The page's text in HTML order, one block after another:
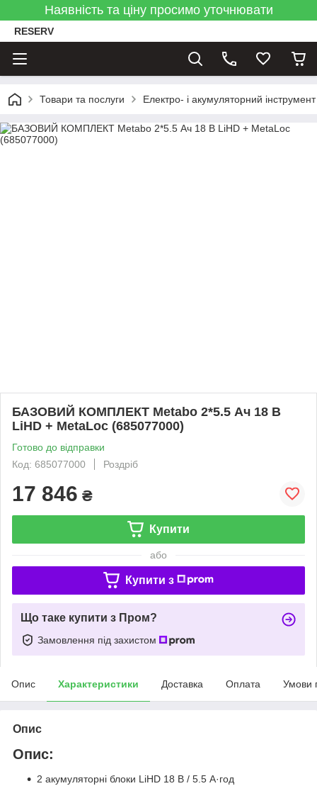
Наявність та ціну просимо уточнювати
RESERV
Товари та послуги Електро- і акумуляторний інструмент
БАЗОВИЙ КОМПЛЕКТ Metabo 2*5.5 Ач 18 В
LiHD + MetaLoc (685077000)
Готово до відправки
Код: 685077000
Роздріб
17 846 ₴
Купити
або
Купити з
Що таке купити з Пром?
Замовлення під захистом
Опис Характеристики Доставка Оплата Умови
Опис
Опис:
2 акумуляторні блоки LiHD 18 В / 5.5 А·год